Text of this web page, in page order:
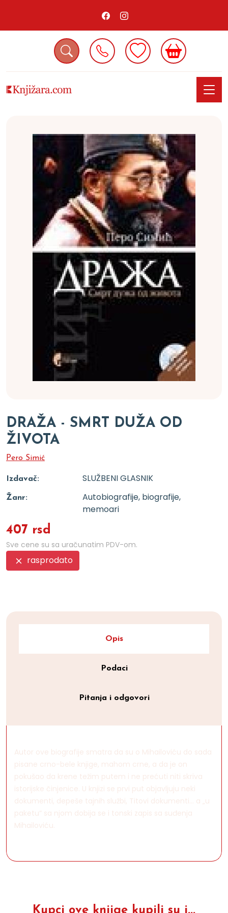
DRAŽA - SMRT DUŽA OD
ŽIVOTA
Pero Simić
Izdavač: SLUŽBENI GLASNIK
Žanr:
Autobiografije, biografije,
memoari
407 rsd
Sve cene su sa uračunatim PDV-om.
rasprodato
Opis
Podaci
Pitanja i odgovori
Autor ove biografije smatra da su o Mihailoviću do sada
pisane crno-bele knjige, mahom crne, a da je on
pokušao da krene težim putem i ne prećuti niti skriva
istorijske činjenice. U knjizi se prvi put objavljuju neki
dokumenti, depeše tajnih službi, Titovi dokumenti... a „u
paketu“ sa njom dobija se i tonski zapis sa suđenja
Mihailoviću.
Kupci ove knjige kupili su i...